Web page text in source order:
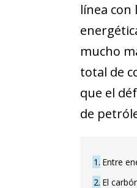
(opens in a new
(opens in a
línea con
mucho
total de
que el
de
1 Entre
2 El